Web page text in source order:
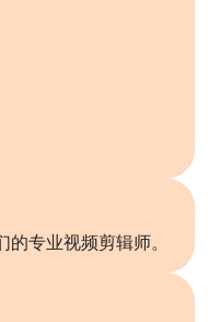
专业视频剪辑师。